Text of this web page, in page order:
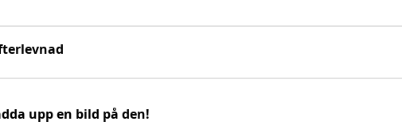
upp en bild på den!